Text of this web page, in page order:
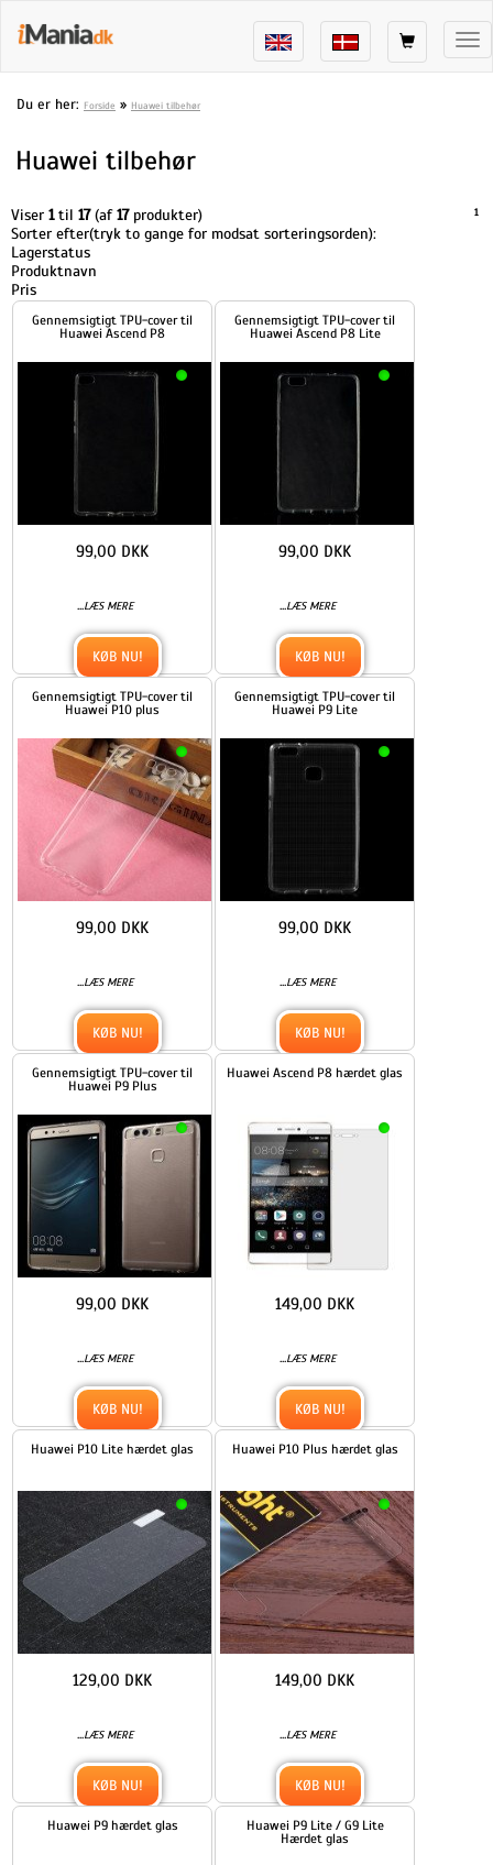
Du er her: Forside » Huawei tilbehør
Huawei tilbehør
Viser 1til 17(af17produkter) 1
Sorter efter(tryk to gange for modsat sorteringsorden):
Lagerstatus
Produktnavn
Pris
Gennemsigtigt TPU-cover til
Huawei Ascend P8
...LÆS MERE
99,00 DKK
KØB NU!
Gennemsigtigt TPU-cover til
Huawei Ascend P8 Lite
...LÆS MERE
99,00 DKK
KØB NU!
Gennemsigtigt TPU-cover til
Huawei P10 plus
...LÆS MERE
99,00 DKK
KØB NU!
Gennemsigtigt TPU-cover til
Huawei P9 Lite
...LÆS MERE
99,00 DKK
KØB NU!
Gennemsigtigt TPU-cover til
Huawei P9 Plus
...LÆS MERE
99,00 DKK
KØB NU!
Huawei Ascend P8 hærdet glas
...LÆS MERE
149,00 DKK
KØB NU!
Huawei P10 Lite hærdet glas
...LÆS MERE
129,00 DKK
KØB NU!
Huawei P10 Plus hærdet glas
...LÆS MERE
149,00 DKK
KØB NU!
Huawei P9 hærdet glas
Huawei P9 Lite / G9 Lite
Hærdet glas